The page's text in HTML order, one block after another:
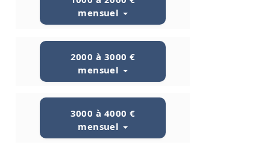
mensuel
2000 à 3000 €
mensuel
3000 à 4000 €
mensuel